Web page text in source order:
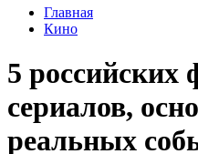
Главная
Кино
5 российских
сериалов,
реальных